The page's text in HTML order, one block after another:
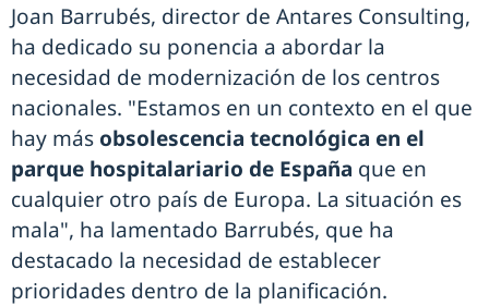
Joan Barrubés, director de Antares Consulting,
ha dedicado su ponencia a abordar la
necesidad de modernización de los centros
nacionales. "Estamos en un contexto en el que
hay más obsolescencia tecnológica en el
parque hospitalariario de España que en
cualquier otro país de Europa. La situación es
mala", ha lamentado Barrubés, que ha
destacado la necesidad de establecer
prioridades dentro de la planificación.